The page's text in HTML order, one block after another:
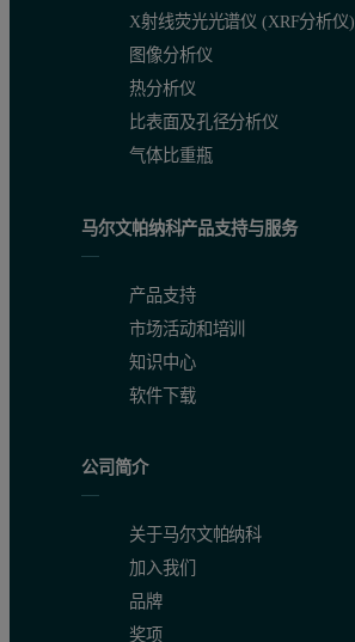
X射线荧光光谱仪 (XRF分析仪)
图像分析仪
热分析仪
比表面及孔径分析仪
气体比重瓶
马尔文帕纳科产品支持与服务
产品支持
市场活动和培训
知识中心
软件下载
公司简介
关于马尔文帕纳科
加入我们
品牌
奖项